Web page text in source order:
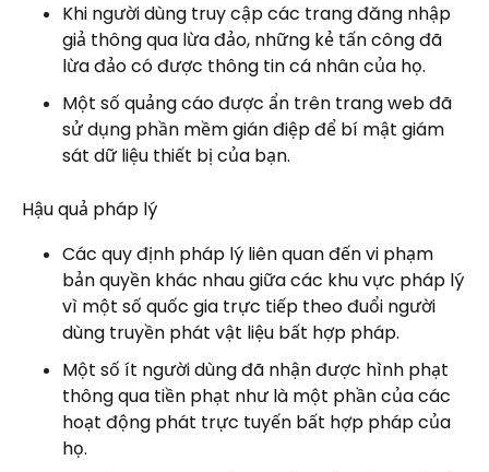
Khi người dùng truy cập các trang đăng nhập
giả thông qua lừa đảo, những kẻ tấn công đã
lừa đảo có được thông tin cá nhân của họ.
Một số quảng cáo được ẩn trên trang web đã
sử dụng phần mềm gián điệp để bí mật giám
sát dữ liệu thiết bị của bạn.
Hậu quả pháp lý
Các quy định pháp lý liên quan đến vi phạm
bản quyền khác nhau giữa các khu vực pháp lý
vì một số quốc gia trực tiếp theo đuổi người
dùng truyền phát vật liệu bất hợp pháp.
Một số ít người dùng đã nhận được hình phạt
thông qua tiền phạt như là một phần của các
hoạt động phát trực tuyến bất hợp pháp của
họ.